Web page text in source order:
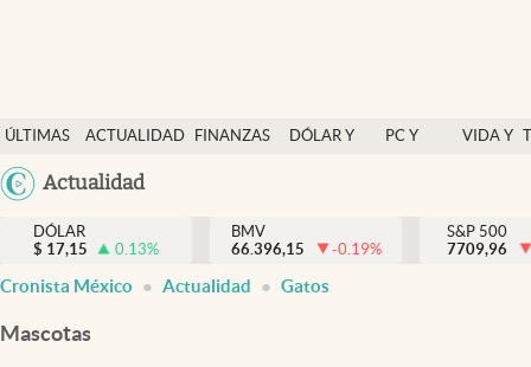
ÚLTIMAS
NOTICIAS
ACTUALIDAD
FINANZAS
DÓLAR Y
PC Y
VIDA Y
México
Actualidad
Actualidad
Finanzas y economía
Dólar y mercados
DÓLAR
$ 17,15 0.13%
BMV
66.396,15
-0.19%
S&P 500
7709,96
Cronista México Actualidad Gatos
Mascotas